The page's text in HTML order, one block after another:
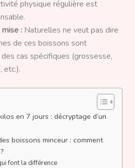
physique régulière est
:Naturelles ne veut pas dire
de ces boissons sont
cas spécifiques (grossesse,
etc.).
en 7 jours : décryptage d’un
boissons minceur : comment
font la différence